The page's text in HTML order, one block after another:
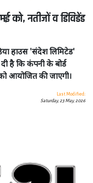
को, नतीजों व डिविडेंड
हाउस 'संदेश लिमिटेड'
है कि कंपनी के बोर्ड
आयोजित की जाएगी।
Last Modified:
Saturday, 23 May, 2026